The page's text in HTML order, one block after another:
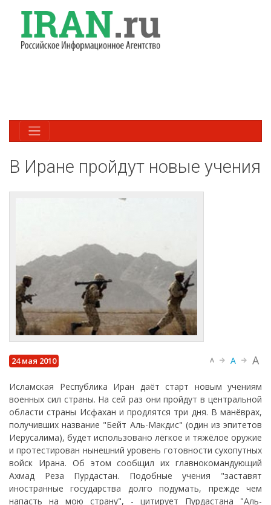
В Иране пройдут новые учения
24 мая 2010 A A A
Исламская Республика Иран даёт старт новым учениям
военных сил страны. На сей раз они пройдут в центральной
области страны Исфахан и продлятся три дня. В манёврах,
получивших название "Бейт Аль-Макдис" (один из эпитетов
Иерусалима), будет использовано лёгкое и тяжёлое оружие
и протестирован нынешний уровень готовности сухопутных
войск Ирана. Об этом сообщил их главнокомандующий
Ахмад Реза Пурдастан. Подобные учения "заставят
иностранные государства долго подумать, прежде чем
напасть на мою страну", - цитирует Пурдастана "Аль-